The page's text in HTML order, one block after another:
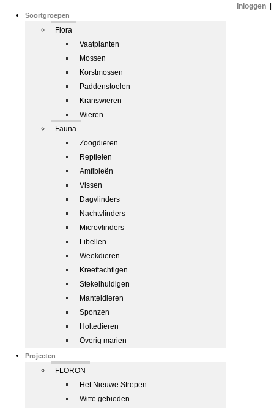
Soortgroepen
Flora
Vaatplanten
Mossen
Korstmossen
Paddenstoelen
Kranswieren
Wieren
Fauna
Zoogdieren
Reptielen
Amfibieën
Vissen
Dagvlinders
Nachtvlinders
Microvlinders
Libellen
Weekdieren
Kreeftachtigen
Stekelhuidigen
Manteldieren
Sponzen
Holtedieren
Overig marien
Projecten
FLORON
Het Nieuwe Strepen
Witte gebieden
Inloggen